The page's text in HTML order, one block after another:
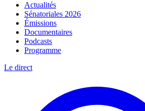
Actualités
Sénatoriales 2026
Émissions
Documentaires
Podcasts
Programme
Le direct